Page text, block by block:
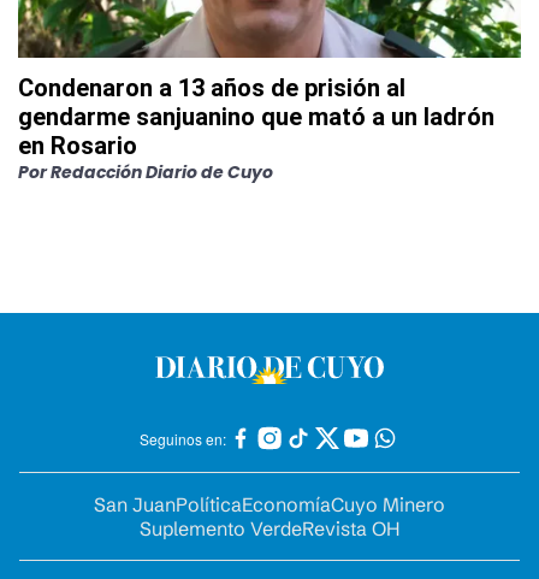
Condenaron a 13 años de prisión al
gendarme sanjuanino que mató a un ladrón
en Rosario
PorRedacción Diario de Cuyo
Seguinos en:
San JuanPolíticaEconomíaCuyo Minero
Suplemento VerdeRevista OH